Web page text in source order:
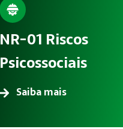
NR-01 Riscos
Psicossociais
Saiba mais